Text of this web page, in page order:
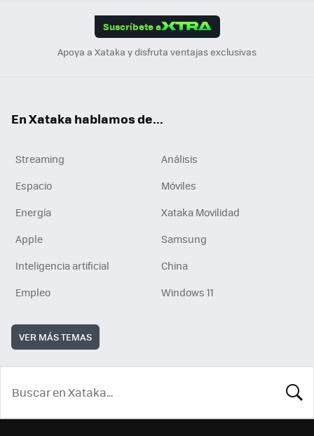
Suscríbete a
Apoya a Xataka y disfruta ventajas exclusivas
En Xataka hablamos de...
Streaming
Análisis
Espacio
Móviles
Energía
Xataka Movilidad
Apple
Samsung
Inteligencia artificial
China
Empleo
Windows 11
VER MÁS TEMAS